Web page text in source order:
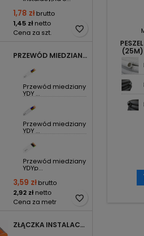
1,78 złbrutto
1,45 złnetto
Cena za szt.
favorite_border
PRZEWÓD MIEDZIANY YDYP DRUT 3X1,5MM2 ŻO 450/750V
Przewód miedziany
YDY ...
Przewód miedziany
YDY ...
Przewód miedziany
YDYp...
3,59 złbrutto
2,92 złnetto
Cena za metr
favorite_border
ZŁĄCZKA INSTALACYJNA 3X COMPACT POMARAŃCZOWA 2273-203 WAGO
(25M)